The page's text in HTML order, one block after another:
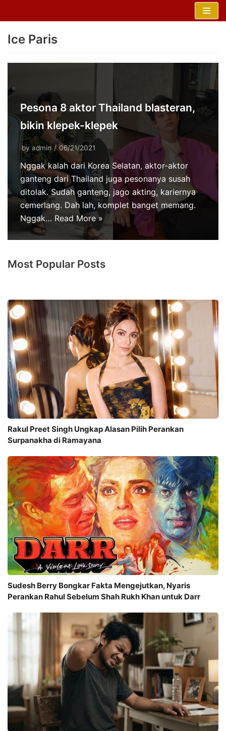
content
Ice Paris
Pesona 8 aktor Thailand blasteran,
bikin klepek-klepek
by admin 06/21/2021
Nggak kalah dari Korea Selatan, aktor-aktor
ganteng dari Thailand juga pesonanya susah
ditolak. Sudah ganteng, jago akting, kariernya
cemerlang. Dah lah, komplet banget memang.
Nggak… Read More »
Most Popular Posts
Rakul Preet Singh Ungkap Alasan Pilih Perankan
Surpanakha di Ramayana
Sudesh Berry Bongkar Fakta Mengejutkan, Nyaris
Perankan Rahul Sebelum Shah Rukh Khan untuk Darr